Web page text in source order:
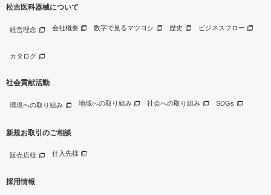
松吉医科器械について
経営理念 会社概要 数字で見るマツヨシ 歴史 ビジネスフロー
カタログ
社会貢献活動
環境への取り組み 地域への取り組み 社会への取り組み SDGs
新規お取引のご相談
販売店様 仕入先様
採用情報